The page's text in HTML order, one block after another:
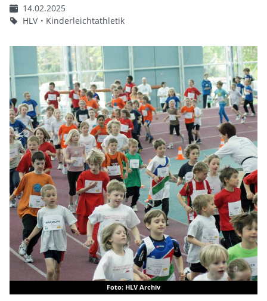
14.02.2025
HLV
Kinderleichtathletik
Foto: HLV Archiv